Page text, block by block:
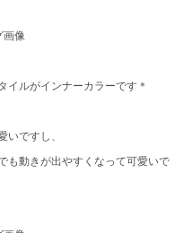
イルがインナーカラーです＊
いですし、
も動きが出やすくなって可愛いで